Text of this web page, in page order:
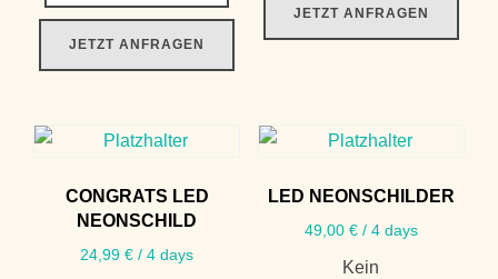
JETZT ANFRAGEN
JETZT ANFRAGEN
CONGRATS LED
NEONSCHILD
24,99€ / 4 days
LED NEONSCHILDER
49,00 €/ 4 days
Kein